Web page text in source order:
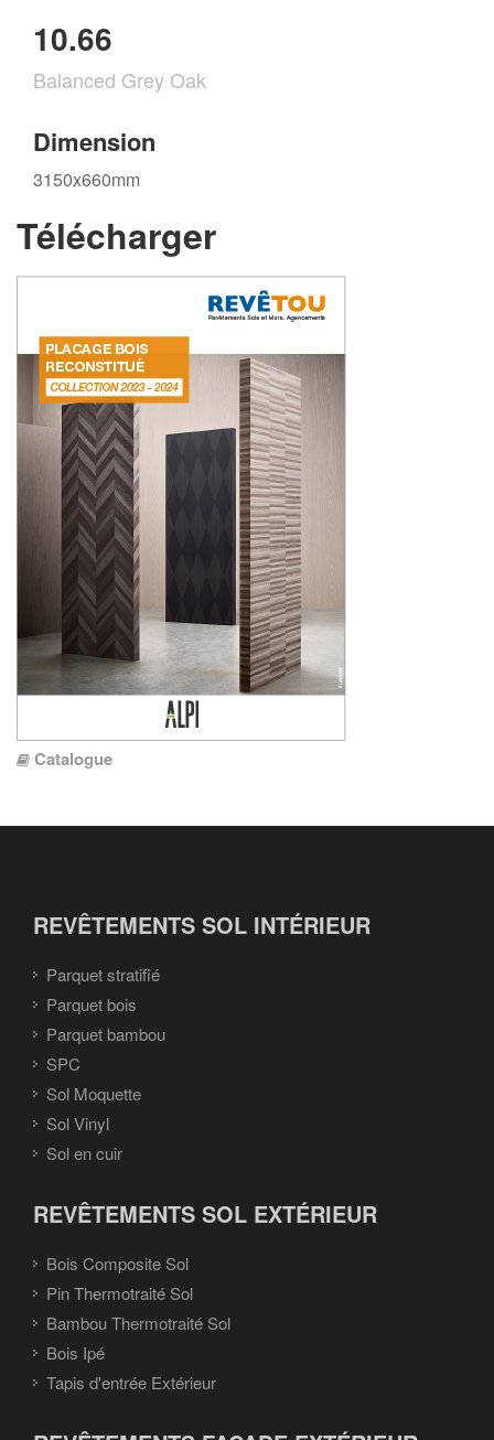
10.66
Balanced Grey Oak
Dimension
3150x660mm
Télécharger
Catalogue
REVÊTEMENTS SOL INTÉRIEUR
Parquet stratifié
Parquet bois
Parquet bambou
SPC
Sol Moquette
Sol Vinyl
Sol en cuir
REVÊTEMENTS SOL EXTÉRIEUR
Bois Composite Sol
Pin Thermotraité Sol
Bambou Thermotraité Sol
Bois Ipé
Tapis d'entrée Extérieur